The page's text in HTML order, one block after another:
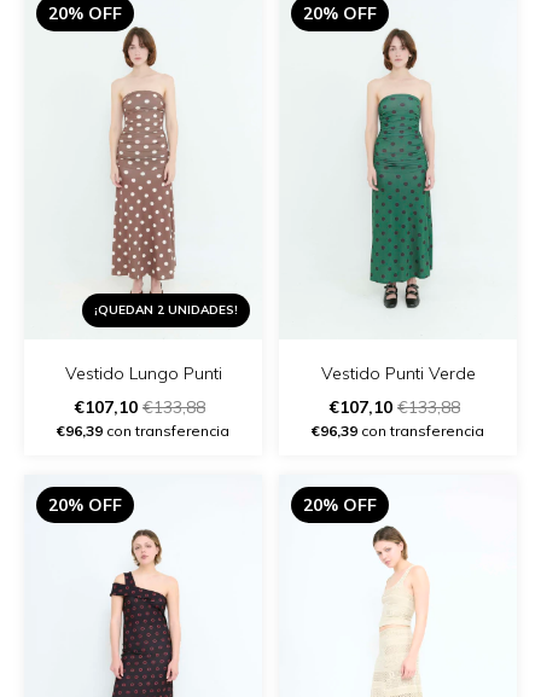
20% OFF
¡QUEDAN 2 UNIDADES!
Vestido Lungo Punti
€107,10 €133,88
€96,39 con transferencia
20% OFF
Vestido Punti Verde
€107,10 €133,88
€96,39 con transferencia
20% OFF 20% OFF